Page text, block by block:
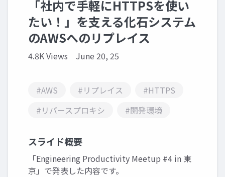
「社内で手軽にHTTPSを使い
たい！」を支える化石システム
のAWSへのリプレイス
4.8K Views June 20, 25
#AWS #リプレイス
#HTTPS
#リバースプロキシ
#開発環境
スライド概要
「Engineering Productivity Meetup #4 in 東
京」で発表した内容です。